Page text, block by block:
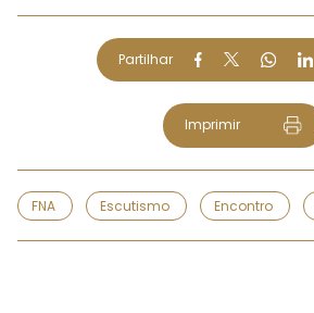
Partilhar
Imprimir
FNA Escutismo Encontro